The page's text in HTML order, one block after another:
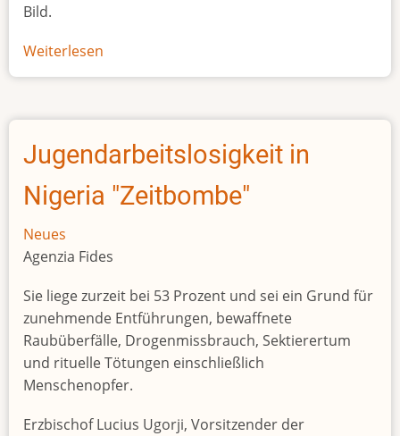
Bild.
Weiterlesen
Afrikas
Größe
Jugendarbeitslosigkeit in
Nigeria "Zeitbombe"
Neues
Agenzia Fides
Sie liege zurzeit bei 53 Prozent und sei ein Grund für
zunehmende Entführungen, bewaffnete
Raubüberfälle, Drogenmissbrauch, Sektierertum
und rituelle Tötungen einschließlich
Menschenopfer.
Erzbischof Lucius Ugorji, Vorsitzender der